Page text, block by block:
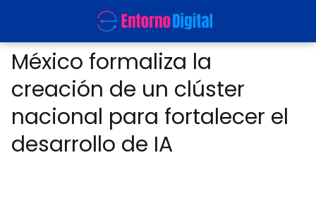
México formaliza la
creación de un clúster
nacional para fortalecer el
desarrollo de IA